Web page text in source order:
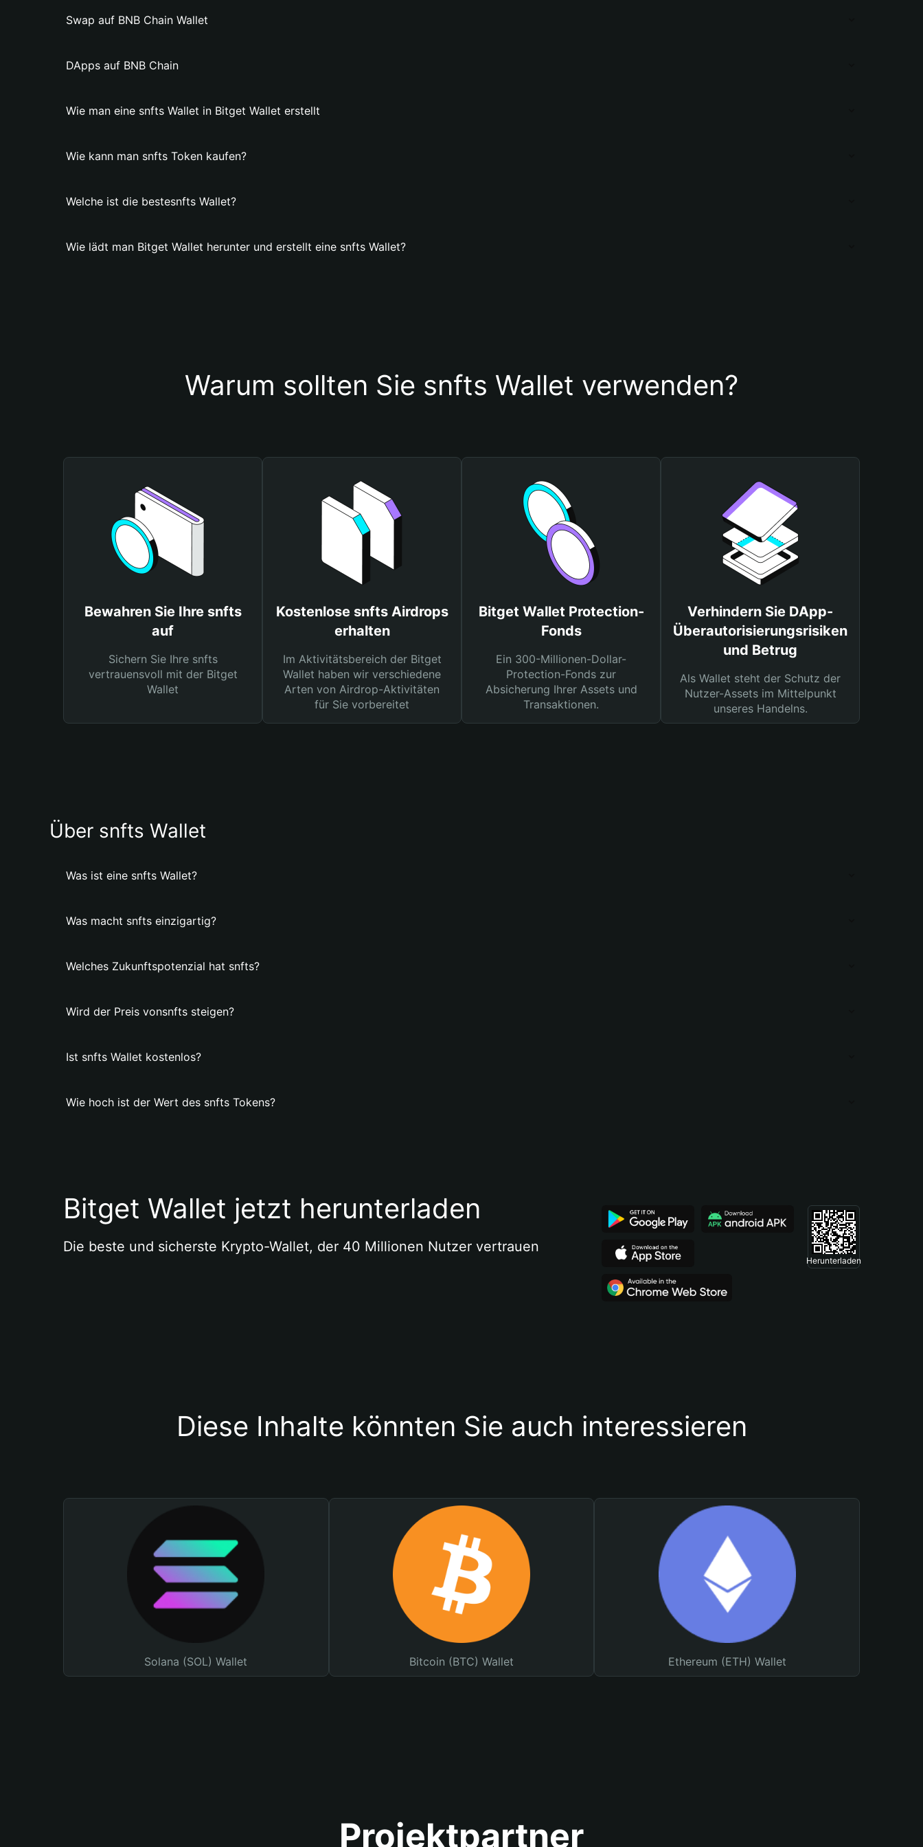
Swap auf BNB Chain Wallet
DApps auf BNB Chain
Wie man eine snfts Wallet in Bitget Wallet erstellt
Wie kann man snfts Token kaufen?
Welche ist die bestesnfts Wallet?
Wie lädt man Bitget Wallet herunter und erstellt eine snfts Wallet?
Warum sollten Sie snfts Wallet verwenden?
Bewahren Sie Ihre snfts
auf
Sichern Sie Ihre snfts
vertrauensvoll mit der Bitget
Wallet
Kostenlose snfts Airdrops
erhalten
Im Aktivitätsbereich der Bitget
Wallet haben wir verschiedene
Arten von Airdrop-Aktivitäten
für Sie vorbereitet
Bitget Wallet Protection-
Fonds
Ein 300-Millionen-Dollar-
Protection-Fonds zur
Absicherung Ihrer Assets und
Transaktionen.
Verhindern Sie DApp-
Überautorisierungsrisiken
und Betrug
Als Wallet steht der Schutz der
Nutzer-Assets im Mittelpunkt
unseres Handelns.
Über snfts Wallet
Was ist eine snfts Wallet?
Was macht snfts einzigartig?
Welches Zukunftspotenzial hat snfts?
Wird der Preis vonsnfts steigen?
Ist snfts Wallet kostenlos?
Wie hoch ist der Wert des snfts Tokens?
Bitget Wallet jetzt herunterladen
Die beste und sicherste Krypto-Wallet, der 40 Millionen Nutzer vertrauen
Herunterladen
Diese Inhalte könnten Sie auch interessieren
Solana (SOL) Wallet Bitcoin (BTC) Wallet Ethereum (ETH) Wallet
Projektpartner